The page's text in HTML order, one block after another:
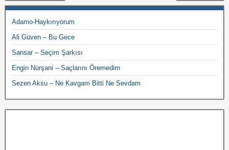
Adamo-Haykırıyorum
Ali Güven – Bu Gece
Sansar – Seçim Şarkısı
Engin Nürşani – Saçlarını Öremedim
Sezen Aksu – Ne Kavgam Bitti Ne Sevdam